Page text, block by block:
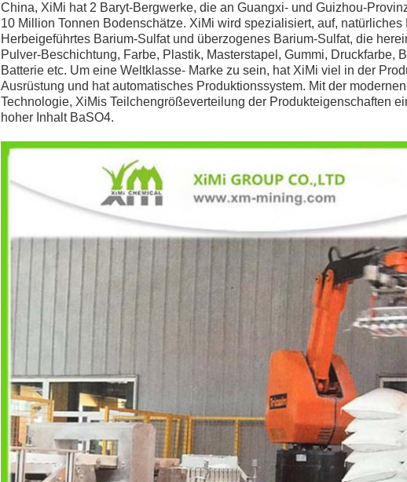
China, XiMi hat 2 Baryt-Bergwerke, die an Guangxi- und Guizhou-
10 Million Tonnen Bodenschätze. XiMi wird spezialisiert, auf,
Herbeigeführtes Barium-Sulfat und überzogenes Barium-Sulfat, die
Pulver-Beschichtung, Farbe, Plastik, Masterstapel, Gummi, Druckfarbe,
Batterie etc. Um eine Weltklasse- Marke zu sein, hat XiMi viel in der
Ausrüstung und hat automatisches Produktionssystem. Mit der
Technologie, XiMis Teilchengrößeverteilung der Produkteigenschaften
hoher Inhalt BaSO4.